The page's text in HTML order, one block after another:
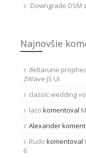
Downgrade DSM
Najnovšie
deltarune
ZWave JS UI
classic wedding
laco komentoval
Alexander
Rudo komentoval
6